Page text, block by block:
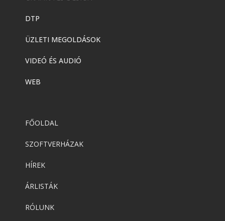
DTP
ÜZLETI MEGOLDÁSOK
VIDEÓ ÉS AUDIÓ
WEB
FŐOLDAL
SZOFTVERHÁZAK
HÍREK
ÁRLISTÁK
RÓLUNK